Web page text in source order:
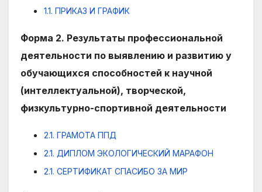
1.1. ПРИКАЗ И ГРАФИК
Форма 2. Результаты профессиональной
деятельности по выявлению и развитию у
обучающихся способностей к научной
(интеллектуальной), творческой,
физкультурно-спортивной деятельности
2.1. ГРАМОТА ППД
2.1. ДИПЛОМ ЭКОЛОГИЧЕСКИЙ МАРАФОН
2.1. СЕРТИФИКАТ СПАСИБО ЗА МИР